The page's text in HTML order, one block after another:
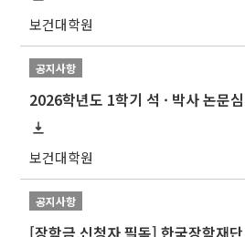
보건대학원
공지사항
보건대학원
공지사항